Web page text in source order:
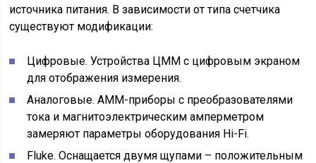
источника питания. В зависимости от типа счетчика
существуют модификации:
Цифровые. Устройства ЦММ с цифровым экраном
для отображения измерения.
Аналоговые. АММ-приборы с преобразователями
тока и магнитоэлектрическим амперметром
замеряют параметры оборудования Hi-Fi.
Fluke. Оснащается двумя щупами – положительным